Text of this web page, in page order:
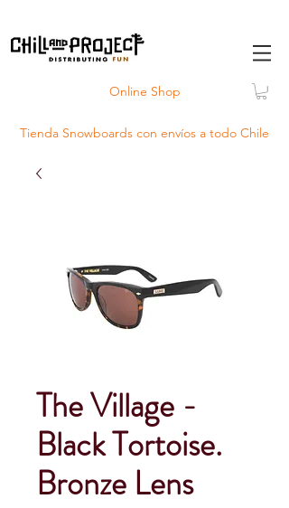
Online Shop
Tienda Snowboards con envíos a todo Chile
The Village -
Black Tortoise.
Bronze Lens